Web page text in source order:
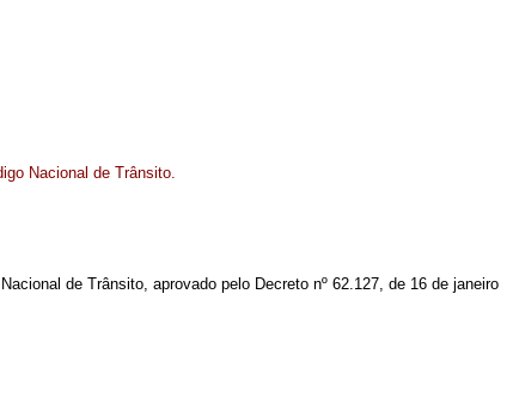
Nacional de Trânsito.
de Trânsito, aprovado pelo Decreto nº 62.127, de 16 de janeiro